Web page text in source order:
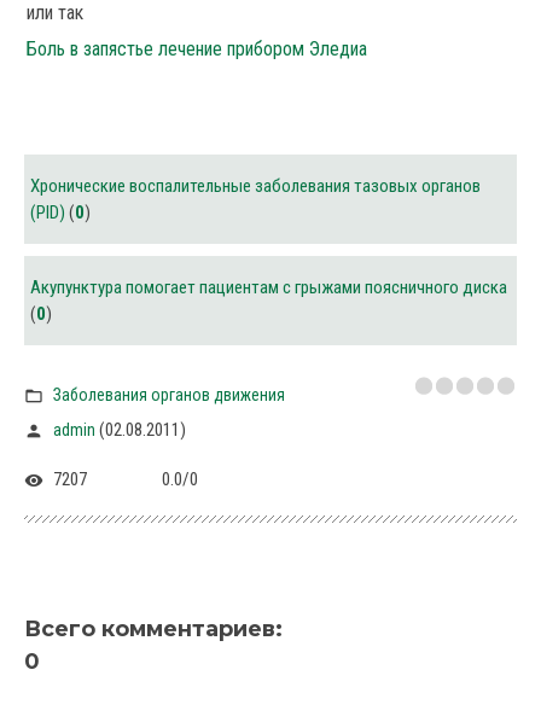
или так
Боль в запястье лечение прибором Эледиа
Хронические воспалительные заболевания тазовых органов
(PID) (0)
Акупунктура помогает пациентам с грыжами поясничного диска
(0)
Заболевания органов движения
admin (02.08.2011)
7207 0.0/0
Всего комментариев:
0